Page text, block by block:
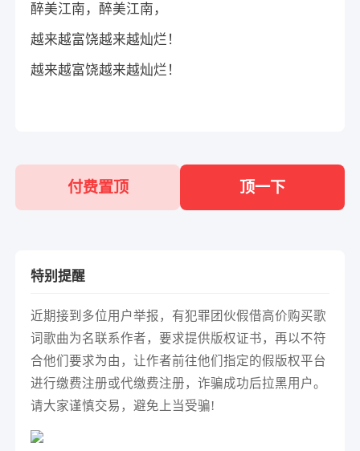
醉美江南，醉美江南，
越来越富饶越来越灿烂！
越来越富饶越来越灿烂！
付费置顶 顶一下
特别提醒
近期接到多位用户举报，有犯罪团伙假借高价购买歌
词歌曲为名联系作者，要求提供版权证书，再以不符
合他们要求为由，让作者前往他们指定的假版权平台
进行缴费注册或代缴费注册，诈骗成功后拉黑用户。
请大家谨慎交易，避免上当受骗!